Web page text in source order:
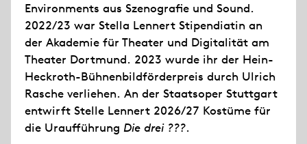
Environments aus Szenografie und Sound.
2022/23 war Stella Lennert Stipendiatin an
der Akademie für Theater und Digitalität am
Theater Dortmund. 2023 wurde ihr der Hein-
Heckroth-Bühnenbildförderpreis durch Ulrich
Rasche verliehen. An der Staatsoper Stuttgart
entwirft Stelle Lennert 2026/27 Kostüme für
die Uraufführung Die drei ???.